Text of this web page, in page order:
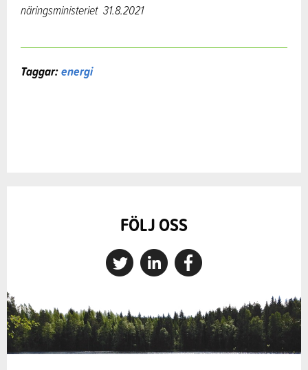
näringsministeriet 31.8.2021
Taggar:energi
FÖLJ OSS